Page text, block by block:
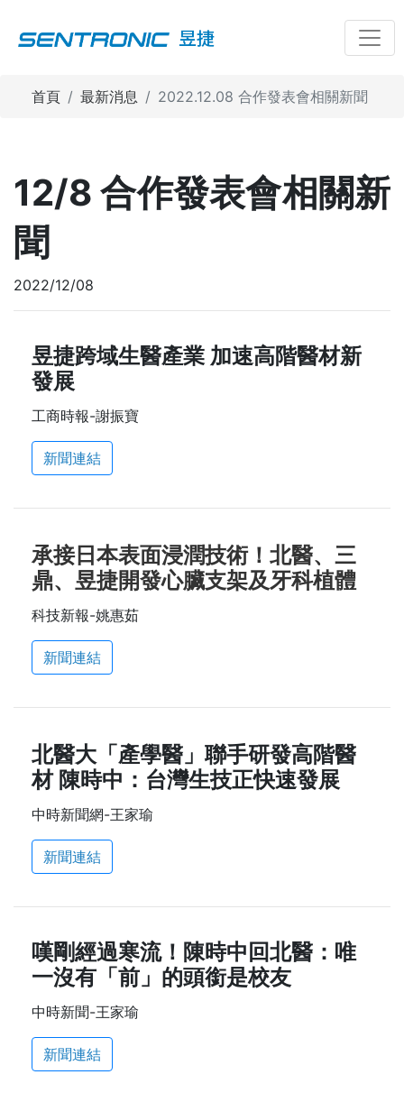
昱捷
首頁 最新消息 2022.12.08 合作發表會相關新聞
12/8 合作發表會相關新
聞
2022/12/08
昱捷跨域生醫產業 加速高階醫材新
發展
工商時報-謝振寶
新聞連結
承接日本表面浸潤技術！北醫、三
鼎、昱捷開發心臟支架及牙科植體
科技新報-姚惠茹
新聞連結
北醫大「產學醫」聯手研發高階醫
材 陳時中：台灣生技正快速發展
中時新聞網-王家瑜
新聞連結
嘆剛經過寒流！陳時中回北醫：唯
一沒有「前」的頭銜是校友
中時新聞-王家瑜
新聞連結